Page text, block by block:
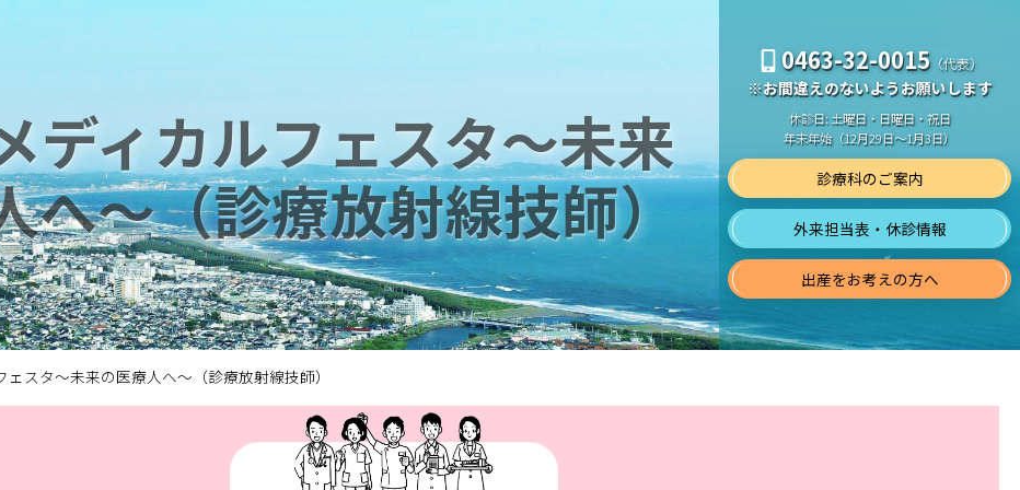
ディカルフェスタ～未来
へ～（診療放射線技師）
0463-32-0015（代表）
※お間違えのないようお願いします
休診日: 土曜日・日曜日・祝日
年末年始（12月29日～1月3日）
診療科のご案内
外来担当表・休診情報
出産をお考えの方へ
ェスタ～未来の医療人へ～（診療放射線技師）